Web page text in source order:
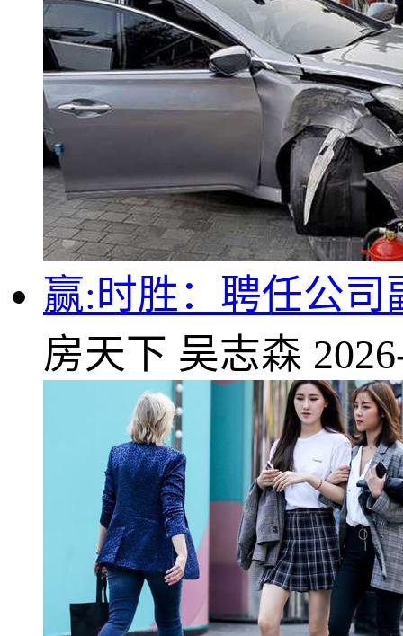
赢:时胜：聘任公司
房天下 吴志森